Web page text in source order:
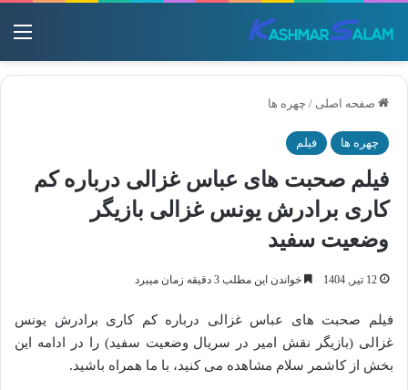
صفحه اصلی / چهره ها
چهره ها فیلم
فیلم صحبت های عباس غزالی درباره کم‌
کاری برادرش یونس غزالی بازیگر
وضعیت سفید
12 تیر, 1404 خواندن این مطلب 3 دقیقه زمان میبرد
فیلم صحبت های عباس غزالی درباره کم‌ کاری برادرش یونس
غزالی (بازیگر نقش امیر در سریال وضعیت سفید) را در ادامه این
بخش از کاشمر سلام مشاهده می کنید، با ما همراه باشید.